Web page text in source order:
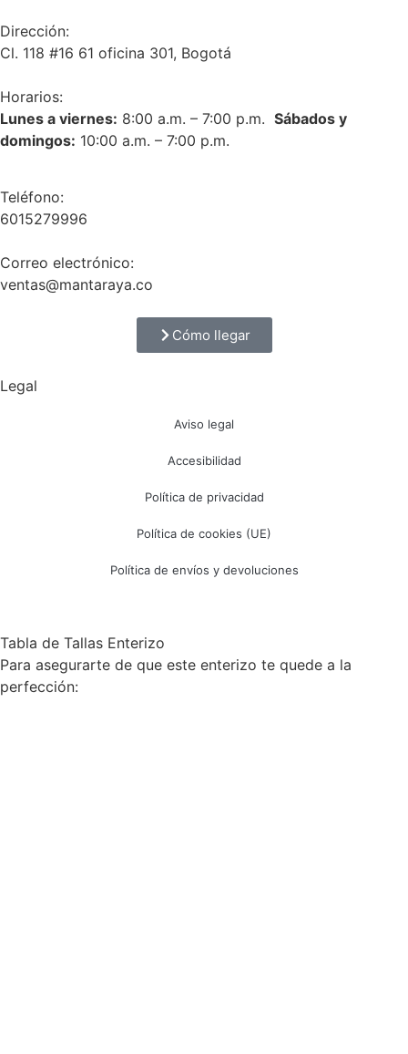
Dirección:
Cl. 118 #16 61 oficina 301, Bogotá
Horarios:
Lunes a viernes: 8:00 a.m. – 7:00 p.m. Sábados y
domingos: 10:00 a.m. – 7:00 p.m.
Teléfono:
6015279996
Correo electrónico:
ventas@mantaraya.co
Cómo llegar
Legal
Aviso legal
Accesibilidad
Política de privacidad
Política de cookies (UE)
Política de envíos y devoluciones
Tabla de Tallas Enterizo
Para asegurarte de que este enterizo te quede a la
perfección: